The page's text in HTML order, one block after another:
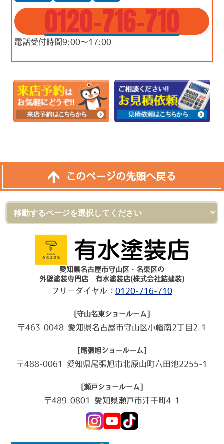
0120-716-710
電話受付時間9:00～17:00
このページの先頭へ戻る
愛知県名古屋市守山区・名東区の
外壁塗装専門店 有水塗装店(株式会社結建装)
フリーダイヤル： 0120-716-710
[守山名東ショールーム]
〒463-0048 愛知県名古屋市守山区小幡南2丁目2-1
[尾張旭ショールーム]
〒488-0061 愛知県尾張旭市北原山町六田池2255-1
[瀬戸ショールーム]
〒489-0801 愛知県瀬戸市汗干町4-1